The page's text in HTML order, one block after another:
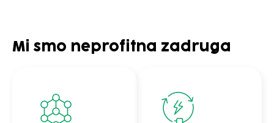
Mi smo neprofitna zadruga